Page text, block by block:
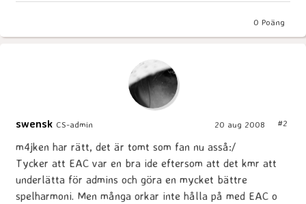
0 Poäng
swensk CS-admin 20 aug 2008 #2
m4jken har rätt, det är tomt som fan nu asså:/
Tycker att EAC var en bra ide eftersom att det kmr att
underlätta för admins och göra en mycket bättre
spelharmoni. Men många orkar inte hålla på med EAC o